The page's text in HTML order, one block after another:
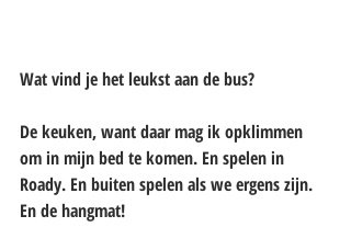
Wat vind je het leukst aan de bus?
De keuken, want daar mag ik opklimmen
om in mijn bed te komen. En spelen in
Roady. En buiten spelen als we ergens zijn.
En de hangmat!